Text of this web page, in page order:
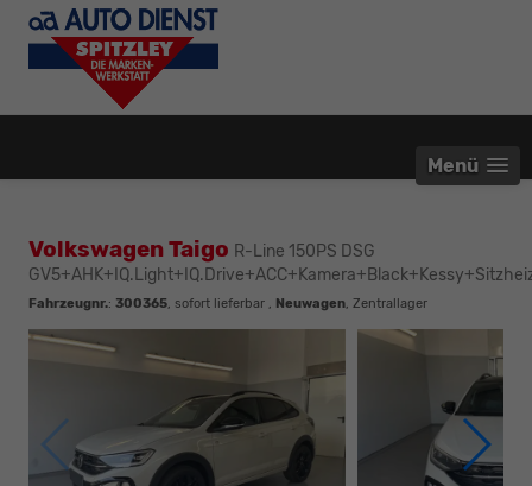
Menü
Volkswagen Taigo R-Line 150PS DSG
Fahrzeugnr.: 300365, sofort lieferbar , Neuwagen, Zentrallager